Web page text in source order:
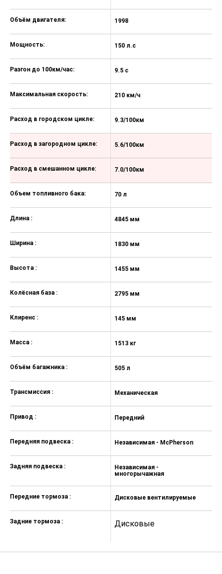
Bluetooth для подключения
мобильного телефона
Кондиционер
Аудиосистема с радио/CD/MP3,
USB и AUX входы
6 динамиков
Фронтальные подушки
безопасности
Боковые подушки и шторки
безопасности
Система курсовой устойчивости
Интегрированная система
Система помощи при трогании на
Система предупреждения об
Система экстренной связи «ЭРА-
Система контроля давления в
Подогрев лобового стекла в зоне
Зеркала заднего вида с
Подогрев передних сидений
Объём двигателя:
Мощность:
Разгон до 100км/час:
Максимальная скорость:
Расход в городском цикле:
Расход в загородном цикле:
Расход в смешанном цикле:
Объем топливного бака:
Длина :
Ширина :
Высота :
Колёсная база :
Клиренс :
Масса :
Объём багажника :
Трансмиссия :
Привод :
Передняя подвеска :
Задняя подвеска :
Передние тормоза :
Задние тормоза :
1998
150 л.с
9.5 с
210 км/ч
9.3/100км
5.6/100км
7.0/100км
70 л
4845 мм
1830 мм
1455 мм
2795 мм
145 мм
1513 кг
505 л
Механическая
Передний
Независимая - McPherson
Независимая -
многорычажная
Дисковые вентилируемые
Дисковые